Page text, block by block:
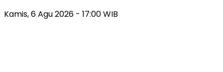
Kamis, 6 Agu 2026 - 17:00 WIB